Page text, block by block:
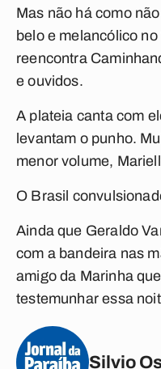
Mas não há como
belo e melancólico
reencontra
e ouvidos.
A plateia canta com
levantam o punho.
menor volume,
O Brasil
Ainda que Geraldo
com a bandeira nas
amigo da Marinha
testemunhar essa
Silvio